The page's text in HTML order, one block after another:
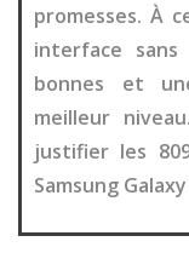
promesses. À
interface
bonnes et
meilleur
justifier les
Samsung Galaxy